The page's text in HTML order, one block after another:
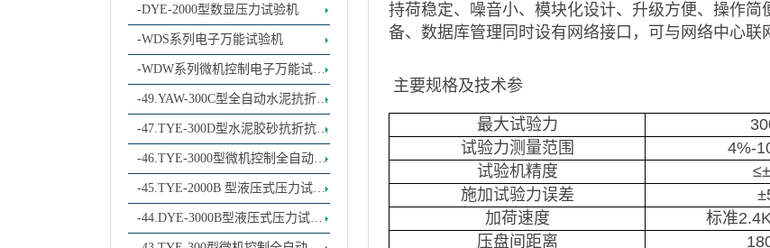
机
-DYE-2000型数显压力试验机
-WDS系列电子万能试验机
-WDW系列微机控制电子万能试验
机
-49.YAW-300C型全自动水泥抗折抗
压试验机
-47.TYE-300D型水泥胶砂抗折抗试
验机
-46.TYE-3000型微机控制全自动恒
加荷压力试验机
-45.TYE-2000B 型液压式压力试验
机
-44.DYE-3000B型液压式压力试验
持荷稳定、噪音小、模块化设计、升级方便、操作
备、数据库管理同时设有网络接口，可与网络中心联
主要规格及技术参
最大试验力
试验力测量范围
4%-
试验机精度
施加试验力误差
加荷速度
标准
压盘间距离